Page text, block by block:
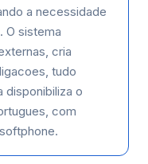
a necessidade
O sistema
cria
tudo
disponibiliza o
com